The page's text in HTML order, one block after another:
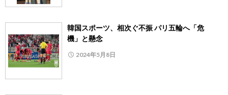
韓国スポーツ、相次ぐ不振 パリ五輪へ「危
機」と懸念
2024年5月8日